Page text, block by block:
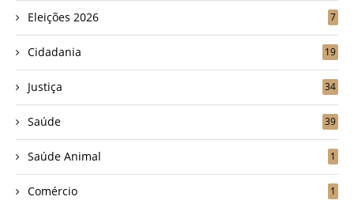
Eleições 2026 7
Cidadania 19
Justiça 34
Saúde 39
Saúde Animal 1
Comércio 1